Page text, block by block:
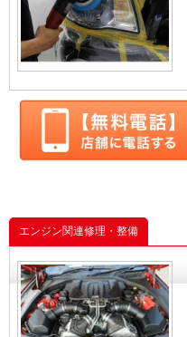
エンジン関連修理・整備